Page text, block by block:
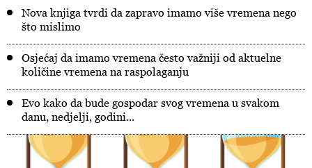
Nova knjiga tvrdi da zapravo imamo više vremena nego
što mislimo
Osjećaj da imamo vremena često važniji od aktuelne
količine vremena na raspolaganju
Evo kako da bude gospodar svog vremena u svakom
danu, nedjelji, godini...